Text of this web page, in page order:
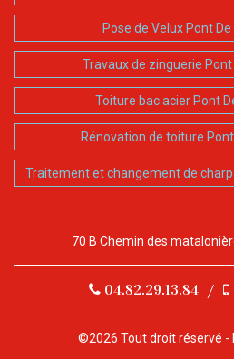
Pose de Velux Pont
Travaux de zinguerie
Toiture bac acier Pont
Rénovation de toiture
Traitement et changement de
70 B Chemin des
04.82.29.13.84 /
©2026 Tout droit réservé -